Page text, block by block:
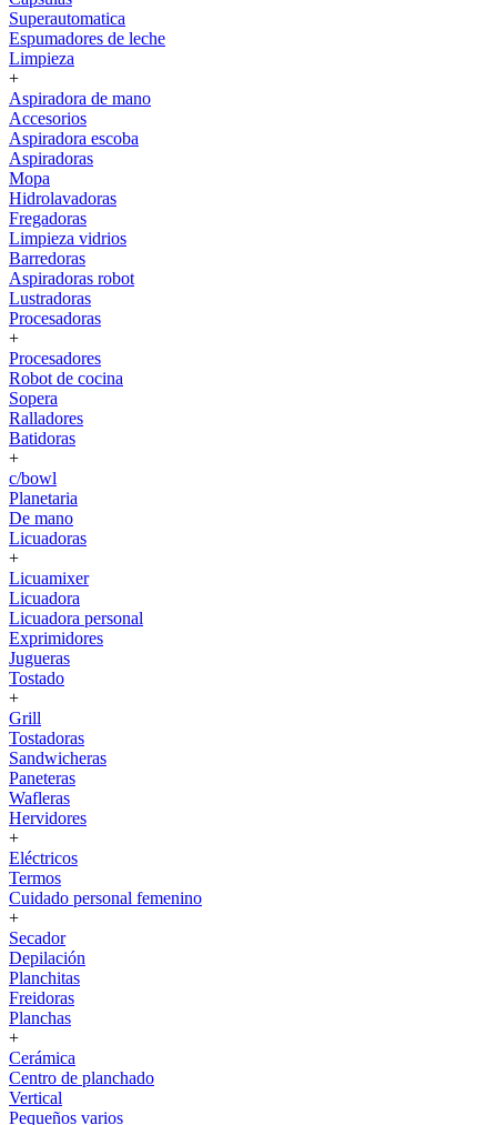
Superautomatica
Espumadores de leche
Limpieza
+
Aspiradora de mano
Accesorios
Aspiradora escoba
Aspiradoras
Mopa
Hidrolavadoras
Fregadoras
Limpieza vidrios
Barredoras
Aspiradoras robot
Lustradoras
Procesadoras
+
Procesadores
Robot de cocina
Sopera
Ralladores
Batidoras
+
c/bowl
Planetaria
De mano
Licuadoras
+
Licuamixer
Licuadora
Licuadora personal
Exprimidores
Jugueras
Tostado
+
Grill
Tostadoras
Sandwicheras
Paneteras
Wafleras
Hervidores
+
Eléctricos
Termos
Cuidado personal femenino
+
Secador
Depilación
Planchitas
Freidoras
Planchas
+
Cerámica
Centro de planchado
Vertical
Pequeños varios